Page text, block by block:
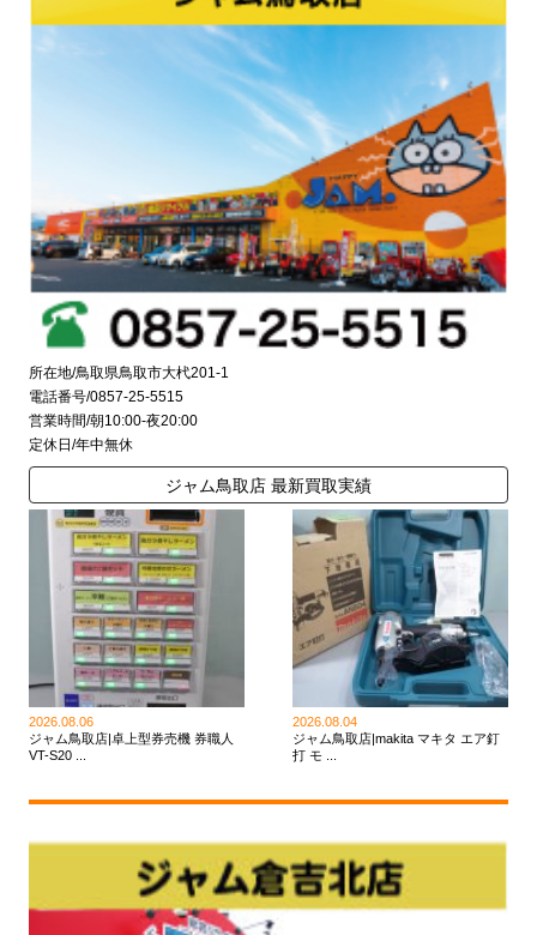
所在地/鳥取県鳥取市大杙201-1
電話番号/0857-25-5515
営業時間/朝10:00-夜20:00
定休日/年中無休
ジャム鳥取店 最新買取実績
2026.08.06
ジャム鳥取店|卓上型券売機 券職人
VT-S20 ...
2026.08.04
ジャム鳥取店|makita マキタ エア釘
打 モ ...